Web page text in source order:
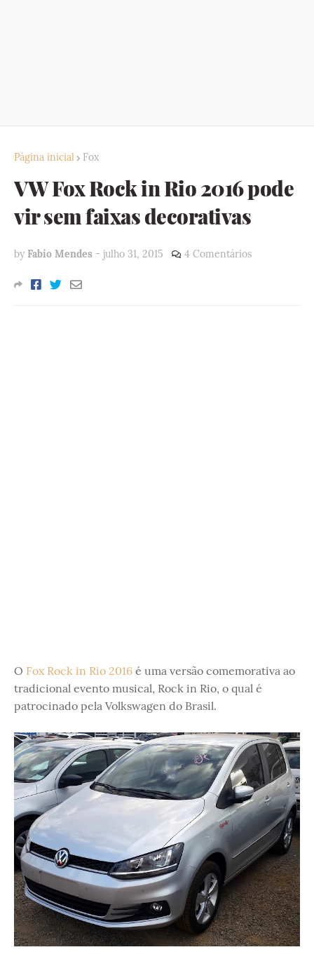
Página inicial Fox
VW Fox Rock in Rio 2016 pode
vir sem faixas decorativas
by Fabio Mendes - julho 31, 2015 4 Comentários
O Fox Rock in Rio 2016 é uma versão comemorativa ao
tradicional evento musical, Rock in Rio, o qual é
patrocinado pela Volkswagen do Brasil.